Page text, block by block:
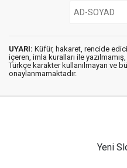
UYARI: Küfür, hakaret, rencide
içeren, imla kuralları ile yazılmamış,
Türkçe karakter kullanılmayan ve
onaylanmamaktadır.
Yeni